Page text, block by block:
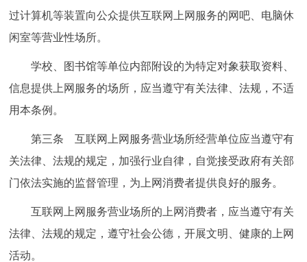
走进北京
北京概况 十六区概览 人文北京
绿色北京 图说北京 视频北京
ENGLISH 한국어 日本語
过计算机等装置向公众提供互联网上网服务的网吧、电脑休
闲室等营业性场所。
学校、图书馆等单位内部附设的为特定对象获取资料、
信息提供上网服务的场所，应当遵守有关法律、法规，不适
用本条例。
第三条 互联网上网服务营业场所经营单位应当遵守有
关法律、法规的规定，加强行业自律，自觉接受政府有关部
门依法实施的监督管理，为上网消费者提供良好的服务。
互联网上网服务营业场所的上网消费者，应当遵守有关
法律、法规的规定，遵守社会公德，开展文明、健康的上网
活动。